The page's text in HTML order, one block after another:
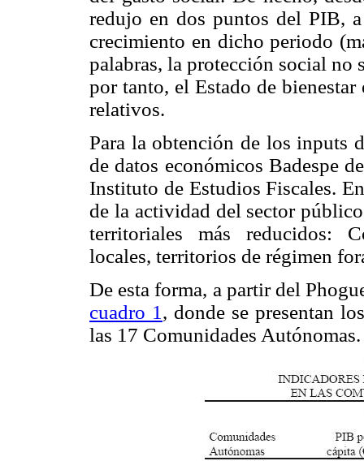
redujo en dos puntos del PIB,
crecimiento en dicho periodo
palabras, la protección social no
por tanto, el Estado de
relativos.
Para la obtención de los inputs
de datos económicos Badespe
Instituto de Estudios Fiscales.
de la actividad del sector
territoriales más reducidos:
locales, territorios de régimen
De esta forma, a partir del
cuadro 1 , donde se presentan
las 17 Comunidades Autónomas.